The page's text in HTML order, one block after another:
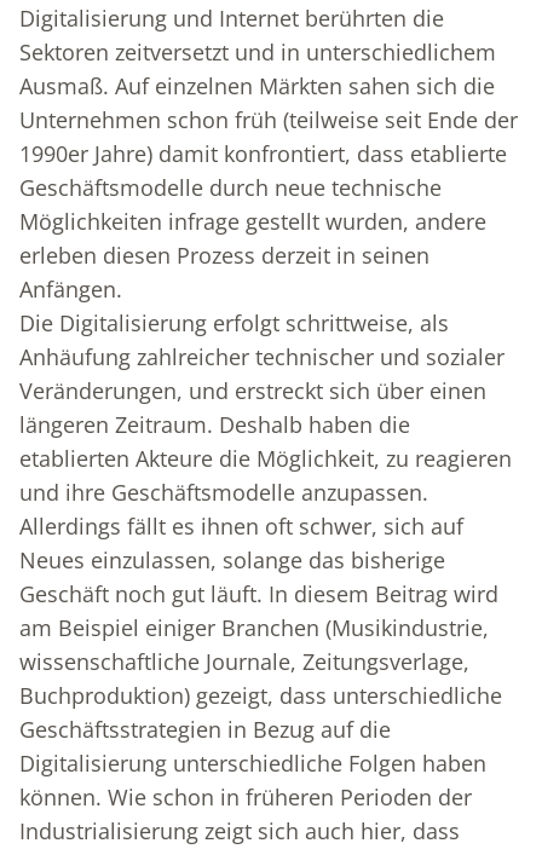
Digitalisierung und Internet berührten die
Sektoren zeitversetzt und in unterschiedlichem
Ausmaß. Auf einzelnen Märkten sahen sich die
Unternehmen schon früh (teilweise seit Ende der
1990er Jahre) damit konfrontiert, dass etablierte
Geschäftsmodelle durch neue technische
Möglichkeiten infrage gestellt wurden, andere
erleben diesen Prozess derzeit in seinen
Anfängen.
Die Digitalisierung erfolgt schrittweise, als
Anhäufung zahlreicher technischer und sozialer
Veränderungen, und erstreckt sich über einen
längeren Zeitraum. Deshalb haben die
etablierten Akteure die Möglichkeit, zu reagieren
und ihre Geschäftsmodelle anzupassen.
Allerdings fällt es ihnen oft schwer, sich auf
Neues einzulassen, solange das bisherige
Geschäft noch gut läuft. In diesem Beitrag wird
am Beispiel einiger Branchen (Musikindustrie,
wissenschaftliche Journale, Zeitungsverlage,
Buchproduktion) gezeigt, dass unterschiedliche
Geschäftsstrategien in Bezug auf die
Digitalisierung unterschiedliche Folgen haben
können. Wie schon in früheren Perioden der
Industrialisierung zeigt sich auch hier, dass